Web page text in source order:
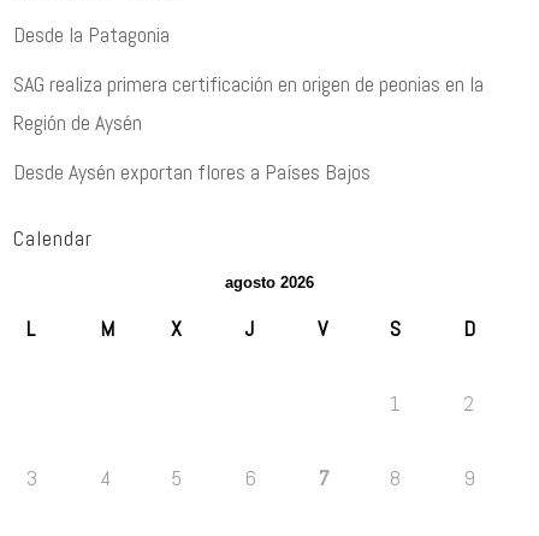
Desde la Patagonia
SAG realiza primera certificación en origen de peonias en la
Región de Aysén
Desde Aysén exportan flores a Países Bajos
Calendar
agosto 2026
L M X J V S D
1 2
3 4 5 6 7 8 9